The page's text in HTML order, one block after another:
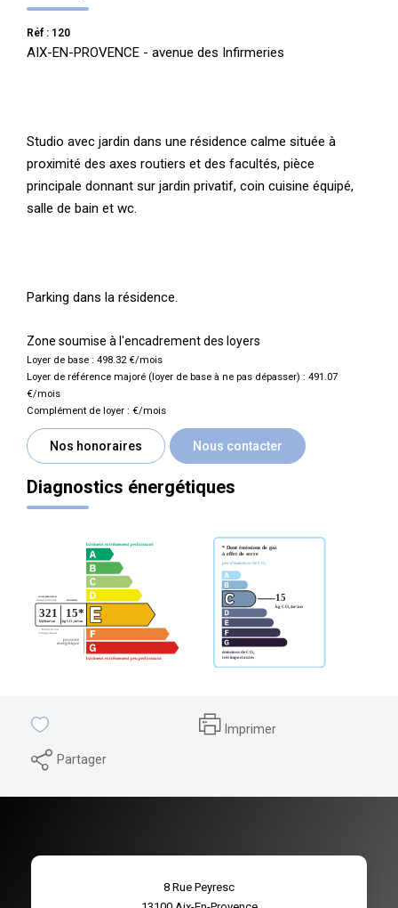
Réf : 120
AIX-EN-PROVENCE - avenue des Infirmeries
Studio avec jardin dans une résidence calme située à
proximité des axes routiers et des facultés, pièce
principale donnant sur jardin privatif, coin cuisine équipé,
salle de bain et wc.
Parking dans la résidence.
Zone soumise à l'encadrement des loyers
Loyer de base : 498.32 €/mois
Loyer de référence majoré (loyer de base à ne pas dépasser) : 491.07
€/mois
Complément de loyer : €/mois
Nos honoraires Nous contacter
Diagnostics énergétiques
Imprimer
Partager
8 Rue Peyresc